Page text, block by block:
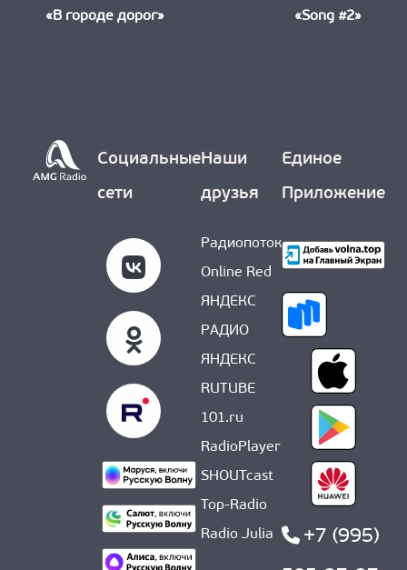
«В городе дорог»
«Song #2»
Социальные
сети
Наши
друзья
Радиопоток
Online Red
ЯНДЕКС
РАДИО
ЯНДЕКС
RUTUBE
101.ru
RadioPlayer
SHOUTcast
Top-Radio
Radio Julia
Единое
Приложение
+7 (995)